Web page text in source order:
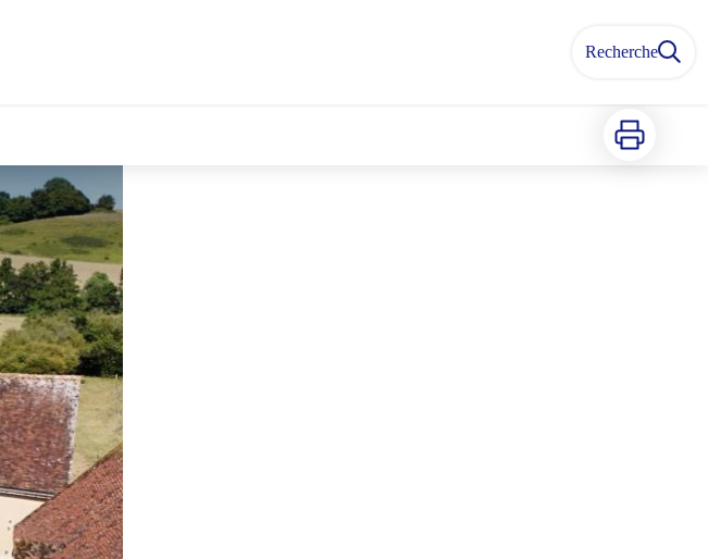
Recherche
Imprimer